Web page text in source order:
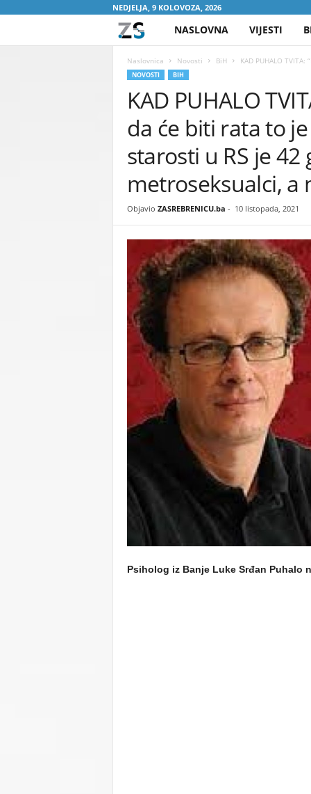
NEDJELJA, 9 KOLOVOZA, 2026
A
S
R
E
B
R
N
U
NASLOVNA VIJESTI
Naslovnica Novosti BiH KAD PUHALO
NOVOSTI BIH
KAD PUHALO
da će biti rata to
starosti u RS je
metroseksualci,
Objavio ZASREBRENICU.ba - 10 listopada, 2021
Psiholog iz Banje Luke Srđan Puhalo